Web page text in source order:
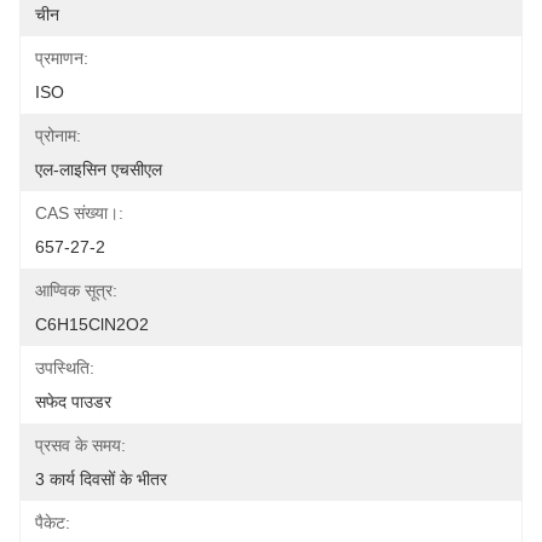
चीन
प्रमाणन:
ISO
प्रोनाम:
एल-लाइसिन एचसीएल
CAS संख्या।:
657-27-2
आण्विक सूत्र:
C6H15ClN2O2
उपस्थिति:
सफेद पाउडर
प्रसव के समय:
3 कार्य दिवसों के भीतर
पैकेट: